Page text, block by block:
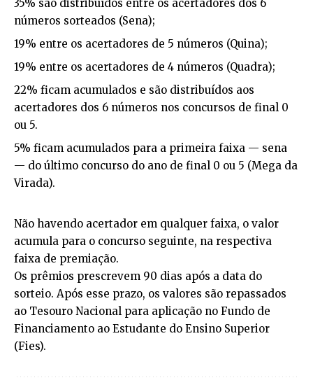
35% são distribuídos entre os acertadores dos 6
números sorteados (Sena);
19% entre os acertadores de 5 números (Quina);
19% entre os acertadores de 4 números (Quadra);
22% ficam acumulados e são distribuídos aos
acertadores dos 6 números nos concursos de final 0
ou 5.
5% ficam acumulados para a primeira faixa — sena
— do último concurso do ano de final 0 ou 5 (Mega da
Virada).
Não havendo acertador em qualquer faixa, o valor
acumula para o concurso seguinte, na respectiva
faixa de premiação.
Os prêmios prescrevem 90 dias após a data do
sorteio. Após esse prazo, os valores são repassados
ao Tesouro Nacional para aplicação no Fundo de
Financiamento ao Estudante do Ensino Superior
(Fies).